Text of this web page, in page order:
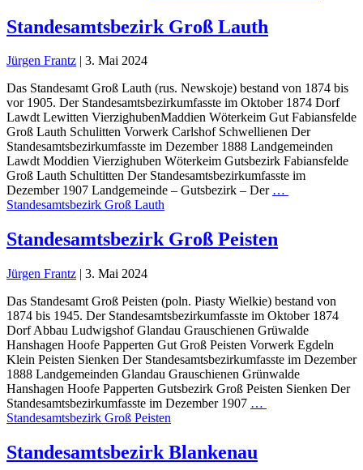
Standesamtsbezirk Groß Lauth
Jürgen Frantz
3. Mai 2024
Das Standesamt Groß Lauth (rus. Newskoje) bestand von 1874 bis
vor 1905. Der Standesamtsbezirkumfasste im Oktober 1874 Dorf
Lawdt Lewitten VierzighubenMaddien Wöterkeim Gut Fabiansfelde
Groß Lauth Schulitten Vorwerk Carlshof Schwellienen Der
Standesamtsbezirkumfasste im Dezember 1888 Landgemeinden
Lawdt Moddien Vierzighuben Wöterkeim Gutsbezirk Fabiansfelde
Groß Lauth Schultitten Der Standesamtsbezirkumfasste im
Dezember 1907 Landgemeinde – Gutsbezirk – Der …
Standesamtsbezirk Groß Lauth
Standesamtsbezirk Groß Peisten
Jürgen Frantz | 3. Mai 2024
Das Standesamt Groß Peisten (poln. Piasty Wielkie) bestand von
1874 bis 1945. Der Standesamtsbezirkumfasste im Oktober 1874
Dorf Abbau Ludwigshof Glandau Grauschienen Grüwalde
Hanshagen Hoofe Papperten Gut Groß Peisten Vorwerk Egdeln
Klein Peisten Sienken Der Standesamtsbezirkumfasste im Dezember
1888 Landgemeinden Glandau Grauschienen Grünwalde
Hanshagen Hoofe Papperten Gutsbezirk Groß Peisten Sienken Der
Standesamtsbezirkumfasste im Dezember 1907 …
Standesamtsbezirk Groß Peisten
Standesamtsbezirk Blankenau